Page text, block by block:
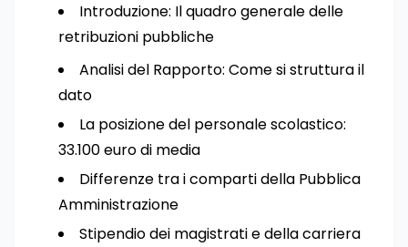
Introduzione: Il quadro generale delle
retribuzioni pubbliche
Analisi del Rapporto: Come si struttura il
dato
La posizione del personale scolastico:
33.100 euro di media
Differenze tra i comparti della Pubblica
Amministrazione
Stipendio dei magistrati e della carriera